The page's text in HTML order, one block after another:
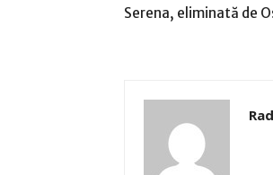
Serena, eliminată de